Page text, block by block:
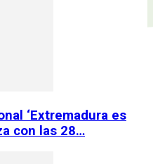
‘Extremadura es
con las 28…